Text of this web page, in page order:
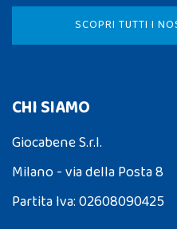
SCOPRI TUTTI I
CHI SIAMO
Giocabene S.r.l.
Milano - via della Posta 8
Partita Iva: 02608090425